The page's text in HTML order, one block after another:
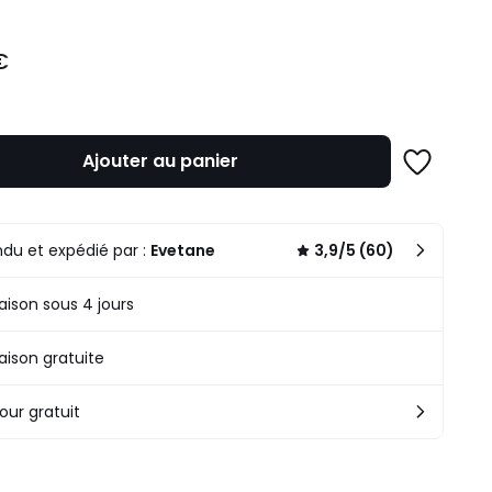
Ajouter au panier
Ajouter
et expédié par : Evetane 3,9/5 (60)
sous 4 jours
gratuite
gratuit